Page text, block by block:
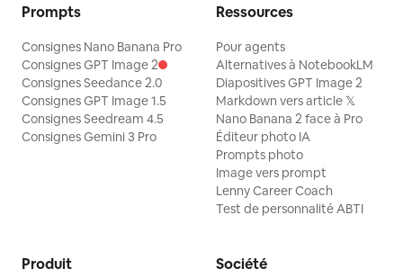
Prompts
Consignes Nano Banana Pro
Consignes GPT Image 2
Consignes Seedance 2.0
Consignes GPT Image 1.5
Consignes Seedream 4.5
Consignes Gemini 3 Pro
Ressources
Pour agents
Alternatives à NotebookLM
Diapositives GPT Image 2
Markdown vers article 𝕏
Nano Banana 2 face à Pro
Éditeur photo IA
Prompts photo
Image vers prompt
Lenny Career Coach
Test de personnalité ABTI
Produit Société